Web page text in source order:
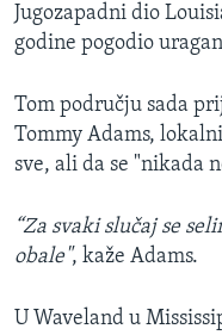
Jugozapadni dio
godine pogodio
Tom području sada
Tommy Adams,
sve, ali da se "nikada
“Za svaki slučaj se
obale", kaže Adams.
U Waveland u